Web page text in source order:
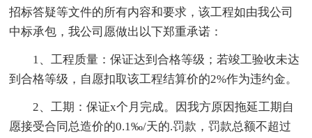
招标答疑等文件的所有内容和要求，该工程如由我公司
中标承包，我公司愿做出以下郑重承诺：
1、工程质量：保证达到合格等级；若竣工验收未达
到合格等级，自愿扣取该工程结算价的2%作为违约金。
2、工期：保证x个月完成。因我方原因拖延工期自
愿接受合同总造价的0.1‰/天的.罚款，罚款总额不超过